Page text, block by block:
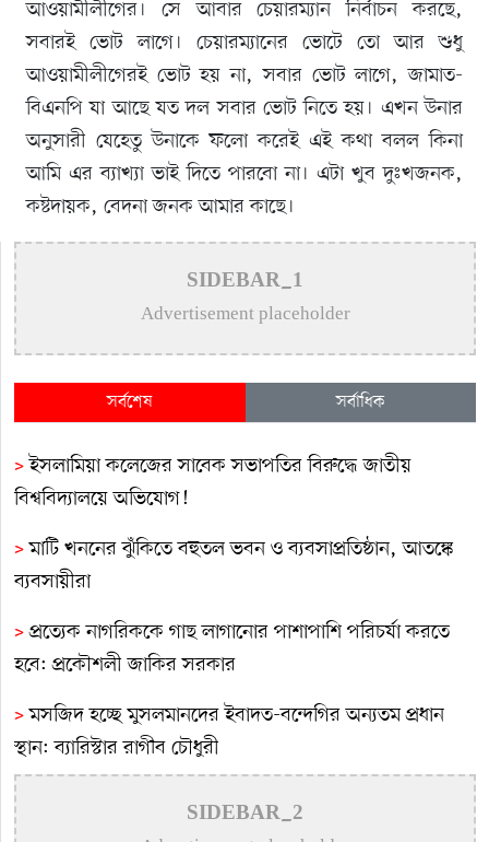
আওয়ামীলীগের। সে আবার চেয়ারম্যান নির্বাচন করছে,
সবারই ভোট লাগে। চেয়ারম্যানের ভোটে তো আর শুধু
আওয়ামীলীগেরই ভোট হয় না, সবার ভোট লাগে, জামাত-
বিএনপি যা আছে যত দল সবার ভোট নিতে হয়। এখন উনার
অনুসারী যেহেতু উনাকে ফলো করেই এই কথা বলল কিনা
আমি এর ব্যাখ্যা ভাই দিতে পারবো না। এটা খুব দুঃখজনক,
কষ্টদায়ক, বেদনা জনক আমার কাছে।
SIDEBAR_1
Advertisement placeholder
সর্বশেষ সর্বাধিক
>ইসলামিয়া কলেজের সাবেক সভাপতির বিরুদ্ধে জাতীয়
বিশ্ববিদ্যালয়ে অভিযোগ!
>মাটি খননের ঝুঁকিতে বহুতল ভবন ও ব্যবসাপ্রতিষ্ঠান, আতঙ্কে
ব্যবসায়ীরা
>প্রত্যেক নাগরিককে গাছ লাগানোর পাশাপাশি পরিচর্যা করতে
হবে: প্রকৌশলী জাকির সরকার
>মসজিদ হচ্ছে মুসলমানদের ইবাদত-বন্দেগির অন্যতম প্রধান
স্থান: ব্যারিস্টার রাগীব চৌধুরী
>
কুষ্টিয়ায় ড. কাজী মোতাহার হোসেন দাবা একাডেমি উদ্বোধন
SIDEBAR_2